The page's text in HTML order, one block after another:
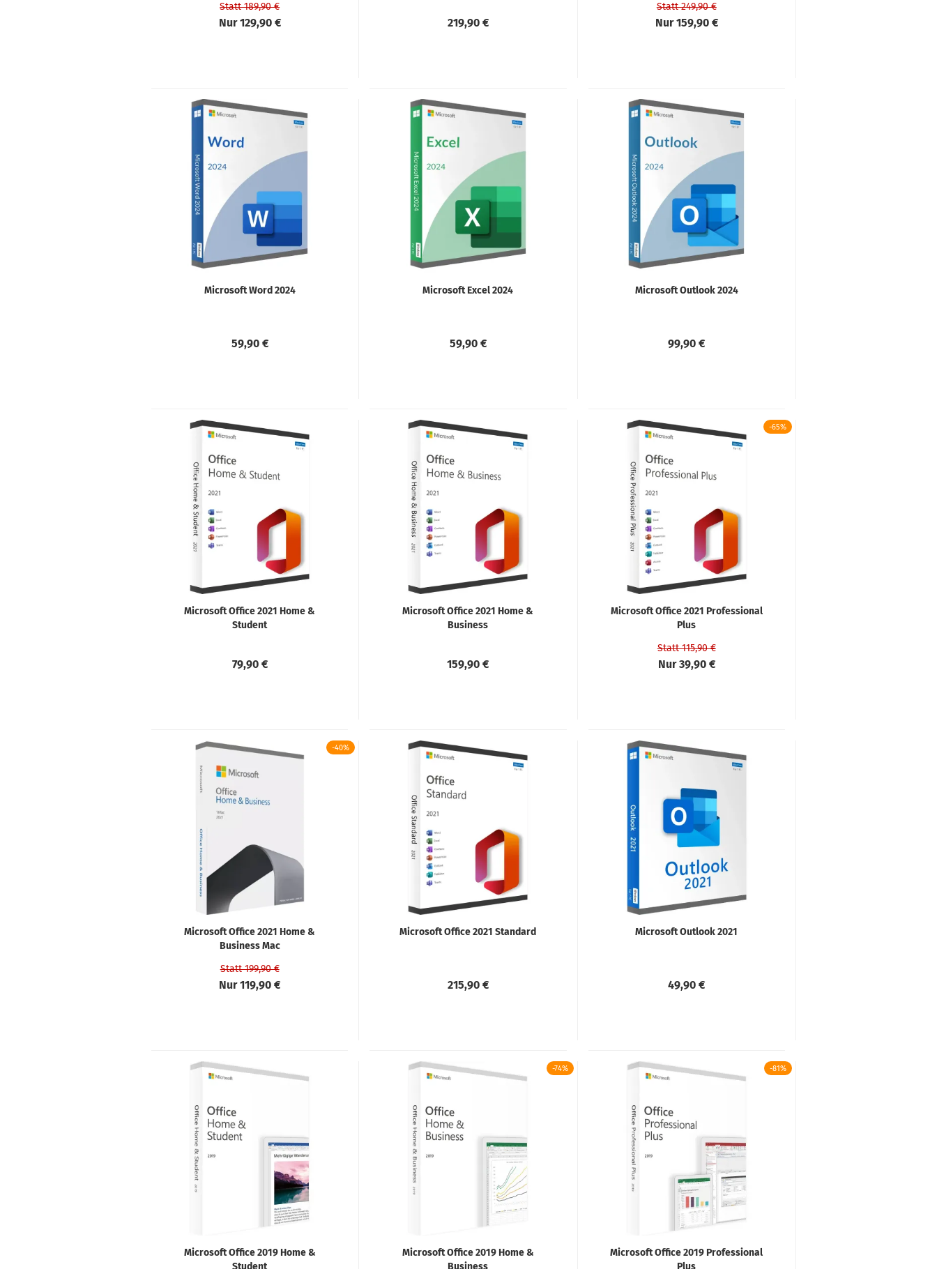
Statt 189,90 €
Nur 129,90 € 219,90 €
Statt 249,90 €
Nur 159,90 €
Microsoft Word 2024
59,90 €
Microsoft Excel 2024
59,90 €
Microsoft Outlook 2024
99,90 €
Microsoft Office 2021 Home &
Student
79,90 €
Microsoft Office 2021 Home &
Business
159,90 €
-65%
Microsoft Office 2021 Professional
Plus
Statt 115,90 €
Nur 39,90 €
-40%
Microsoft Office 2021 Home &
Business Mac
Statt 199,90 €
Nur 119,90 €
Microsoft Office 2021 Standard
215,90 €
Microsoft Outlook 2021
49,90 €
Microsoft Office 2019 Home &
Student
-74%
Microsoft Office 2019 Home &
Business
-81%
Microsoft Office 2019 Professional
Plus